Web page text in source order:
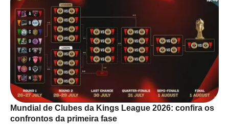
Mundial de Clubes da Kings League 2026: confira os
confrontos da primeira fase